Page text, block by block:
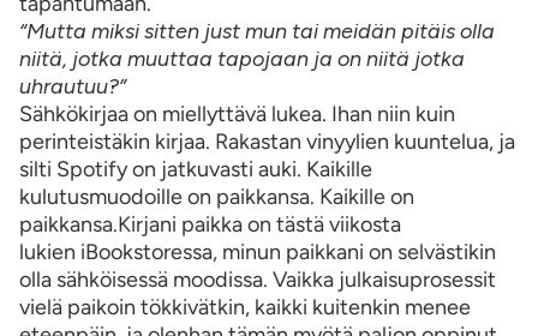
“Mutta miksi sitten just mun tai meidän pitäis olla
niitä, jotka muuttaa tapojaan ja on niitä jotka
uhrautuu?”
Sähkökirjaa on miellyttävä lukea. Ihan niin kuin
perinteistäkin kirjaa. Rakastan vinyylien kuuntelua, ja
silti Spotify on jatkuvasti auki. Kaikille
kulutusmuodoille on paikkansa. Kaikille on
paikkansa.Kirjani paikka on tästä viikosta
lukien iBookstoressa, minun paikkani on selvästikin
olla sähköisessä moodissa. Vaikka julkaisuprosessit
vielä paikoin tökkivätkin, kaikki kuitenkin menee